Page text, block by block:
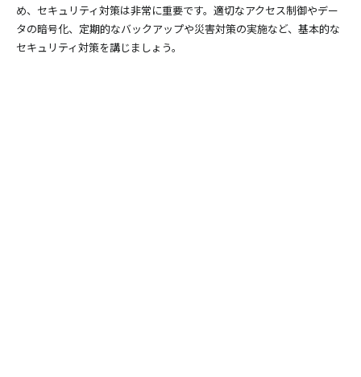
め、セキュリティ対策は非常に重要です。適切なアクセス制御やデー
タの暗号化、定期的なバックアップや災害対策の実施など、基本的な
セキュリティ対策を講じましょう。